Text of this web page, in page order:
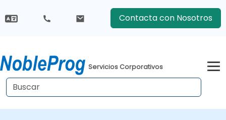
Contacta con Nosotros
Servicios Corporativos